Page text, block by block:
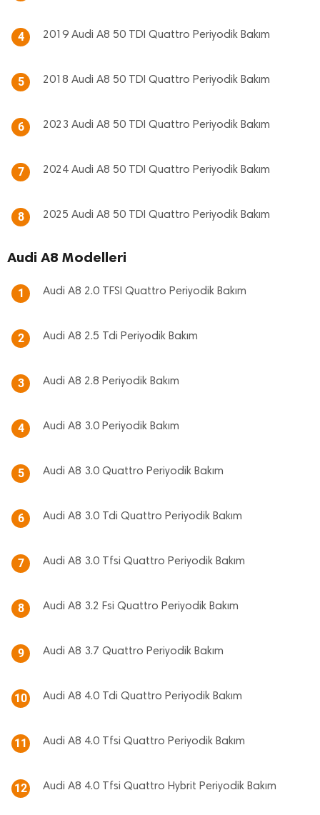
4 2019 Audi A8 50 TDI Quattro Periyodik Bakım
5 2018 Audi A8 50 TDI Quattro Periyodik Bakım
6 2023 Audi A8 50 TDI Quattro Periyodik Bakım
7 2024 Audi A8 50 TDI Quattro Periyodik Bakım
8 2025 Audi A8 50 TDI Quattro Periyodik Bakım
Audi A8 Modelleri
1 Audi A8 2.0 TFSI Quattro Periyodik Bakım
2 Audi A8 2.5 Tdi Periyodik Bakım
3 Audi A8 2.8 Periyodik Bakım
4 Audi A8 3.0 Periyodik Bakım
5 Audi A8 3.0 Quattro Periyodik Bakım
6 Audi A8 3.0 Tdi Quattro Periyodik Bakım
7 Audi A8 3.0 Tfsi Quattro Periyodik Bakım
8 Audi A8 3.2 Fsi Quattro Periyodik Bakım
9 Audi A8 3.7 Quattro Periyodik Bakım
10 Audi A8 4.0 Tdi Quattro Periyodik Bakım
11 Audi A8 4.0 Tfsi Quattro Periyodik Bakım
12 Audi A8 4.0 Tfsi Quattro Hybrit Periyodik Bakım